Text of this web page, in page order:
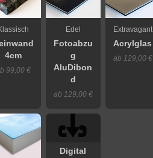
4cm
99,00 €
Edel
Fotoabzu
g
AluDibon
d
ab 129,00 €
Extravagant
Acrylglas
ab 129,00 €
Digital